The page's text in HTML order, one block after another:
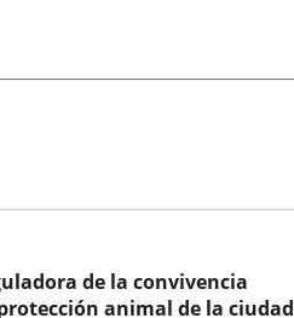
de la convivencia
animal de la ciudad